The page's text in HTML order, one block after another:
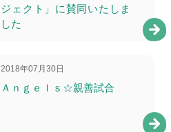
ジェクト」に賛同いたしま
した
2018年07月30日
Ａｎｇｅｌｓ☆親善試合